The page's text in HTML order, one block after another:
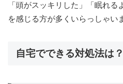
「頭がスッキリした」「眠れ
を感じる方が多くいらっしゃい
自宅でできる対処法は？